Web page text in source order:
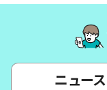
ニュース